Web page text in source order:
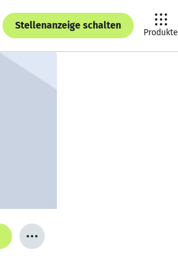
Stellenanzeige schalten
Produkte